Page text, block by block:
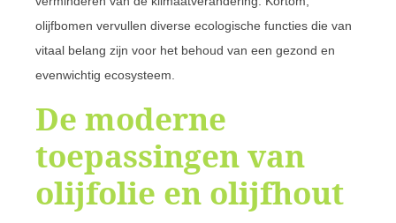
olijfbomen vervullen diverse ecologische functies die van
vitaal belang zijn voor het behoud van een gezond en
evenwichtig ecosysteem.
De moderne
toepassingen van
olijfolie en olijfhout